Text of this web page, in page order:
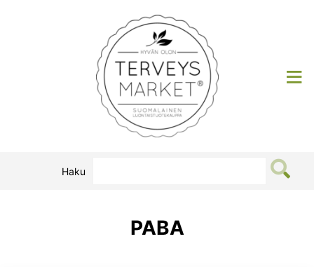
Terveysmarket
Haku
PABA